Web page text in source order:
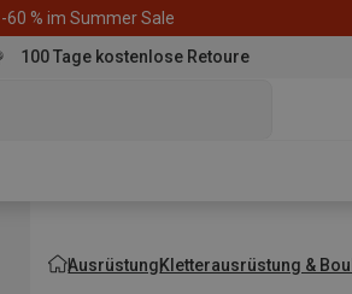
% im Summer Sale
100 Tage kostenlose Retoure
AusrüstungKletterausrüstung &